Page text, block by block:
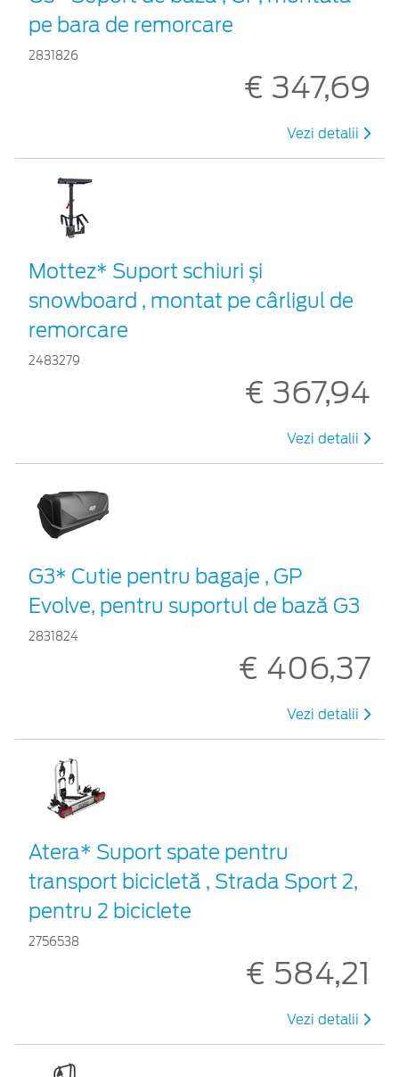
pe bara de remorcare
2831826
€ 347,69
Vezi detalii
Mottez* Suport schiuri și
snowboard , montat pe cârligul de
remorcare
2483279
€ 367,94
Vezi detalii
G3* Cutie pentru bagaje , GP
Evolve, pentru suportul de bază G3
2831824
€ 406,37
Vezi detalii
Atera* Suport spate pentru
transport bicicletă , Strada Sport 2,
pentru 2 biciclete
2756538
€ 584,21
Vezi detalii